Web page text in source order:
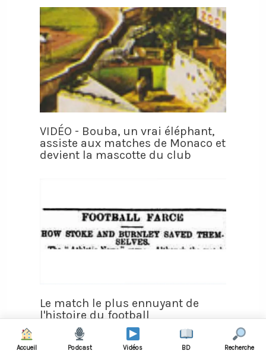
VIDÉO - Bouba, un vrai éléphant,
assiste aux matches de Monaco et
devient la mascotte du club
Le match le plus ennuyant de
l'histoire du football
Accueil Podcast Vidéos BD Recherche